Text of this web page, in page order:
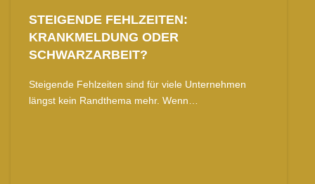
STEIGENDE FEHLZEITEN:
KRANKMELDUNG ODER
SCHWARZARBEIT?
Steigende Fehlzeiten sind für viele Unternehmen
längst kein Randthema mehr. Wenn…